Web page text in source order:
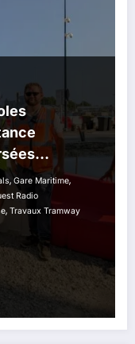
tramway
, Gare Maritime,
Radio
, Travaux Tramway